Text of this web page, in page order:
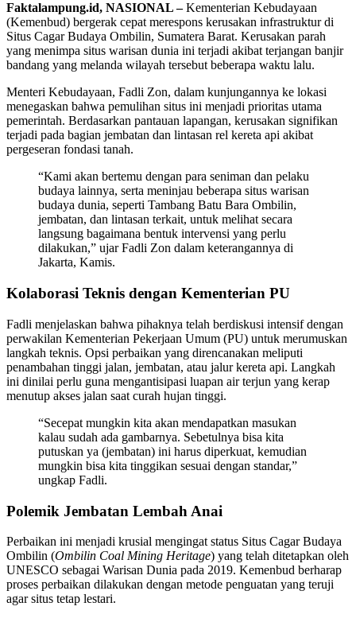
Faktalampung.id, NASIONAL –Kementerian Kebudayaan
(Kemenbud) bergerak cepat merespons kerusakan infrastruktur di
Situs Cagar Budaya Ombilin, Sumatera Barat. Kerusakan parah
yang menimpa situs warisan dunia ini terjadi akibat terjangan banjir
bandang yang melanda wilayah tersebut beberapa waktu lalu.
Menteri Kebudayaan, Fadli Zon, dalam kunjungannya ke lokasi
menegaskan bahwa pemulihan situs ini menjadi prioritas utama
pemerintah. Berdasarkan pantauan lapangan, kerusakan signifikan
terjadi pada bagian jembatan dan lintasan rel kereta api akibat
pergeseran fondasi tanah.
“Kami akan bertemu dengan para seniman dan pelaku
budaya lainnya, serta meninjau beberapa situs warisan
budaya dunia, seperti Tambang Batu Bara Ombilin,
jembatan, dan lintasan terkait, untuk melihat secara
langsung bagaimana bentuk intervensi yang perlu
dilakukan,” ujar Fadli Zon dalam keterangannya di
Jakarta, Kamis.
Kolaborasi Teknis dengan Kementerian PU
Fadli menjelaskan bahwa pihaknya telah berdiskusi intensif dengan
perwakilan Kementerian Pekerjaan Umum (PU) untuk merumuskan
langkah teknis. Opsi perbaikan yang direncanakan meliputi
penambahan tinggi jalan, jembatan, atau jalur kereta api. Langkah
ini dinilai perlu guna mengantisipasi luapan air terjun yang kerap
menutup akses jalan saat curah hujan tinggi.
“Secepat mungkin kita akan mendapatkan masukan
kalau sudah ada gambarnya. Sebetulnya bisa kita
putuskan ya (jembatan) ini harus diperkuat, kemudian
mungkin bisa kita tinggikan sesuai dengan standar,”
ungkap Fadli.
Polemik Jembatan Lembah Anai
Perbaikan ini menjadi krusial mengingat status Situs Cagar Budaya
Ombilin (Ombilin Coal Mining Heritage) yang telah ditetapkan oleh
UNESCO sebagai Warisan Dunia pada 2019. Kemenbud berharap
proses perbaikan dilakukan dengan metode penguatan yang teruji
agar situs tetap lestari.